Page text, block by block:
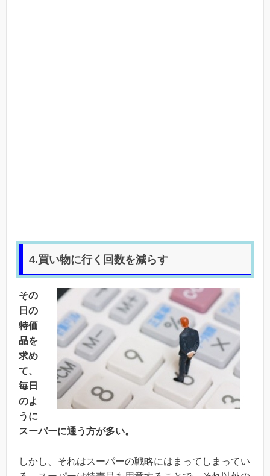
4.買い物に行く回数を減らす
その
日の
特価
品を
求め
て、
毎日
のよ
うに
スーパーに通う方が多い。
しかし、それはスーパーの戦略にはまってしまってい